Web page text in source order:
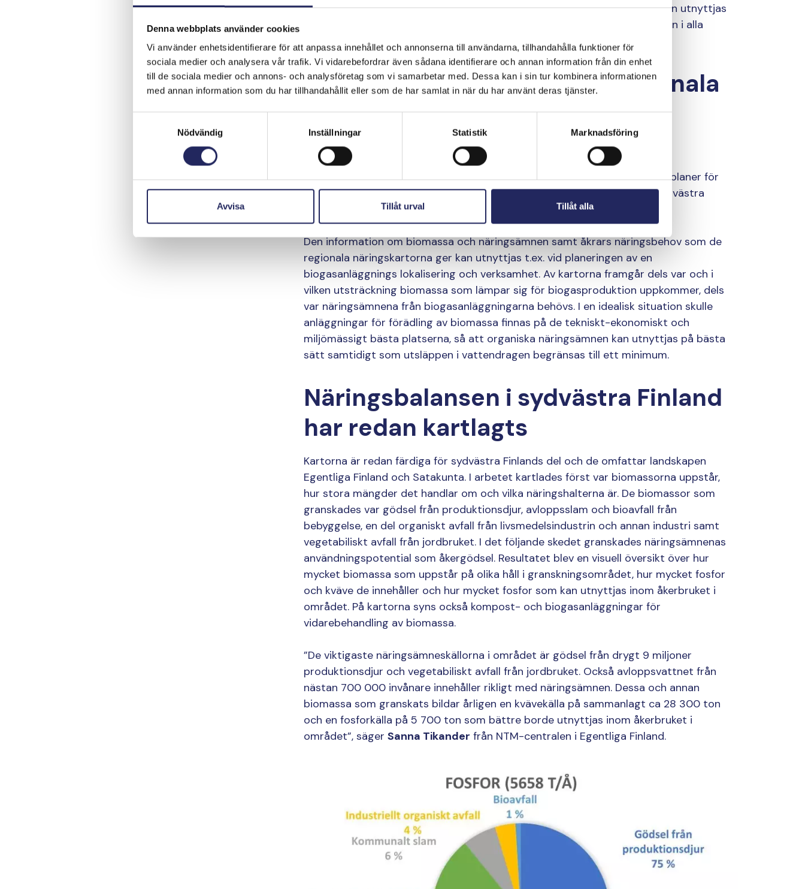
Denna webbplats använder cookies
Vi använder enhetsidentifierare för att anpassa innehållet och annonserna till användarna, tillhandahålla funktioner för
sociala medier och analysera vår trafik. Vi vidarebefordrar även sådana identifierare och annan information från din enhet
till de sociala medier och annons- och analysföretag som vi samarbetar med. Dessa kan i sin tur kombinera informationen
med annan information som du har tillhandahållit eller som de har samlat in när du har använt deras tjänster.
Nödvändig
Inställningar Statistik Marknadsföring
Avvisa Tillåt urval Tillåt alla
De näringskartor som produceras inomSustainable Biogas-projektetkan utnyttjas
av dem som är intresserade av användning av biomassa och näringsämnen i alla
områden.
I fortsättningen utarbetas regionala
planer för hantering av
näringsämnen
Näringskartorna fungerar som verktyg när projektets experter utarbetar planer för
hantering av näringsämnen i samarbete med olika intressentgrupper i sydvästra
Finland, på Åland och i Zemgale i Lettland.
Den information om biomassa och näringsämnen samt åkrars näringsbehov som de
regionala näringskartorna ger kan utnyttjas t.ex. vid planeringen av en
biogasanläggnings lokalisering och verksamhet. Av kartorna framgår dels var och i
vilken utsträckning biomassa som lämpar sig för biogasproduktion uppkommer, dels
var näringsämnena från biogasanläggningarna behövs. I en idealisk situation skulle
anläggningar för förädling av biomassa finnas på de tekniskt-ekonomiskt och
miljömässigt bästa platserna, så att organiska näringsämnen kan utnyttjas på bästa
sätt samtidigt som utsläppen i vattendragen begränsas till ett minimum.
Näringsbalansen i sydvästra Finland
har redan kartlagts
Kartorna är redan färdiga för sydvästra Finlands del och de omfattar landskapen
Egentliga Finland och Satakunta. I arbetet kartlades först var biomassorna uppstår,
hur stora mängder det handlar om och vilka näringshalterna är. De biomassor som
granskades var gödsel från produktionsdjur, avloppsslam och bioavfall från
bebyggelse, en del organiskt avfall från livsmedelsindustrin och annan industri samt
vegetabiliskt avfall från jordbruket. I det följande skedet granskades näringsämnenas
användningspotential som åkergödsel. Resultatet blev en visuell översikt över hur
mycket biomassa som uppstår på olika håll i granskningsområdet, hur mycket fosfor
och kväve de innehåller och hur mycket fosfor som kan utnyttjas inom åkerbruket i
området. På kartorna syns också kompost- och biogasanläggningar för
vidarebehandling av biomassa.
”De viktigaste näringsämneskällorna i området är gödsel från drygt 9 miljoner
produktionsdjur och vegetabiliskt avfall från jordbruket. Också avloppsvattnet från
nästan 700 000 invånare innehåller rikligt med näringsämnen. Dessa och annan
biomassa som granskats bildar årligen en kvävekälla på sammanlagt ca 28 300 ton
och en fosforkälla på 5 700 ton som bättre borde utnyttjas inom åkerbruket i
området”, säger Sanna Tikander från NTM-centralen i Egentliga Finland.